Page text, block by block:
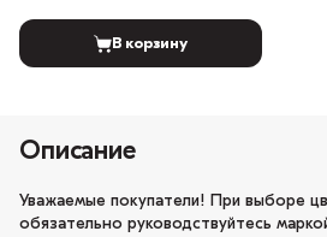
В корзину
Описание
Уважаемые покупатели! При выборе
обязательно руководствуйтесь